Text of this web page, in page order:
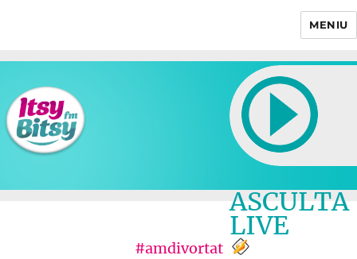
MENIU
ASCULTA
LIVE
#amdivortat